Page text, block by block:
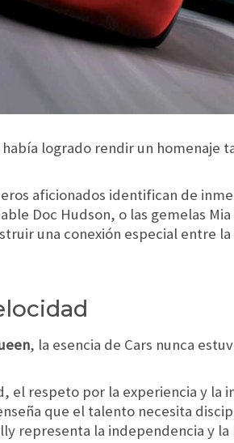
logrado rendir un homenaje
aficionados identifican de
Doc Hudson, o las gemelas
una conexión especial entre
, la esencia de Cars nunca
el respeto por la experiencia y la
que el talento necesita
representa la independencia y la